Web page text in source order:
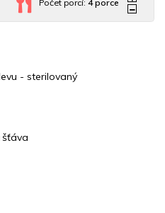
Počet porcí:4 porce
- sterilovaný